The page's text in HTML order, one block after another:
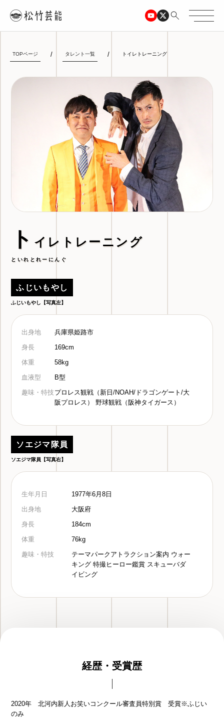
TOPページ タレント一覧 トイレトレーニング
ト イレトレーニング
といれとれーにんぐ
ふじいもやし
ふじいもやし【写真左】
出身地
兵庫県姫路市
身長
169cm
体重
58kg
血液型
B型
趣味・特技 プロレス観戦（新日/NOAH/ドラゴンゲート/大
阪プロレス） 野球観戦（阪神タイガース）
ソエジマ隊員
ソエジマ隊員【写真右】
生年月日
1977年6月8日
出身地
大阪府
身長
184cm
体重
76kg
趣味・特技
テーマパークアトラクション案内 ウォー
キング 特撮ヒーロー鑑賞 スキューバダ
イビング
経歴・受賞歴
2020年 北河内新人お笑いコンクール審査員特別賞 受賞※ふじい
のみ